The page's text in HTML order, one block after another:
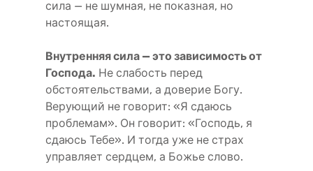
сила — не шумная, не показная, но
настоящая.
Внутренняя сила — это зависимость от
Господа. Не слабость перед
обстоятельствами, а доверие Богу.
Верующий не говорит: «Я сдаюсь
проблемам». Он говорит: «Господь, я
сдаюсь Тебе». И тогда уже не страх
управляет сердцем, а Божье слово.